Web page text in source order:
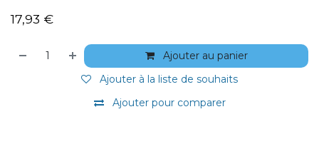
17,93 €
Ajouter au panier
Ajouter pour comparer
Ajouter à la liste de souhaits